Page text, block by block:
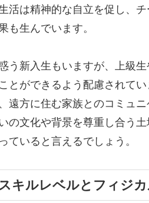
活は精神的な自立を促し、
も生んでいます。
う新入生もいますが、上級
とができるよう配慮されて
遠方に住む家族とのコミュニ
の文化や背景を尊重し合う
ていると言えるでしょう。
キルレベルとフィジ